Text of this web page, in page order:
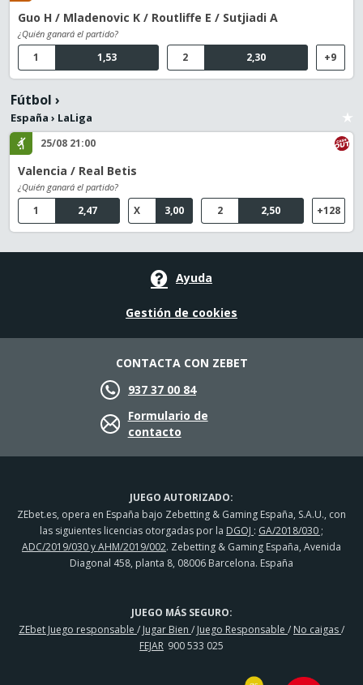
Guo H / Mladenovic K / Routliffe E / Sutjiadi A
¿Quién ganará el partido?
1,53
1 2,30
2 +9
Fútbol ›
España › LaLiga
25/08 21:00
Valencia / Real Betis
¿Quién ganará el partido?
2,47
1 3,00
X 2,50
2 +128
JUEGO AUTORIZADO:
ZEbet.es, opera en España bajo Zebetting & Gaming España, S.A.U., con
las siguientes licencias otorgadas por la DGOJ : GA/2018/030 ;
ADC/2019/030 y AHM/2019/002. Zebetting & Gaming España, Avenida
Diagonal 458, planta 8, 08006 Barcelona. España
JUEGO MÁS SEGURO:
ZEbet Juego responsable / Jugar Bien / Juego Responsable / No caigas/
FEJAR 900 533 025
Ayuda
Gestión de cookies
CONTACTA CON ZEBET
937 37 00 84
Formulario de
contacto